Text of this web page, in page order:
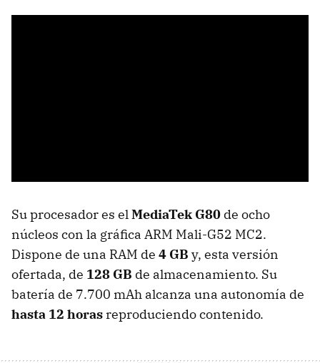
Su procesador es elMediaTek G80 de ocho
núcleos con la gráfica ARM Mali-G52 MC2.
Dispone de una RAM de 4 GB y, esta versión
ofertada, de 128 GB de almacenamiento. Su
batería de 7.700 mAh alcanza una autonomía de
hasta 12 horas reproduciendo contenido.